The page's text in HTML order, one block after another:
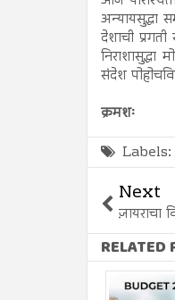
अन्यायसुद्धा
देशाची
संदेश
क्रमशः
Labels:
Next
ज़ायराचा
RELATED